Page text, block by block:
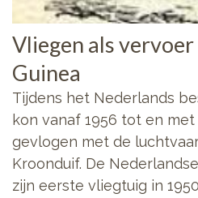
Vliegen als
Guinea
Tijdens het Nederlands
kon vanaf 1956 tot en
gevlogen met de
Kroonduif. De
zijn eerste vliegtuig in